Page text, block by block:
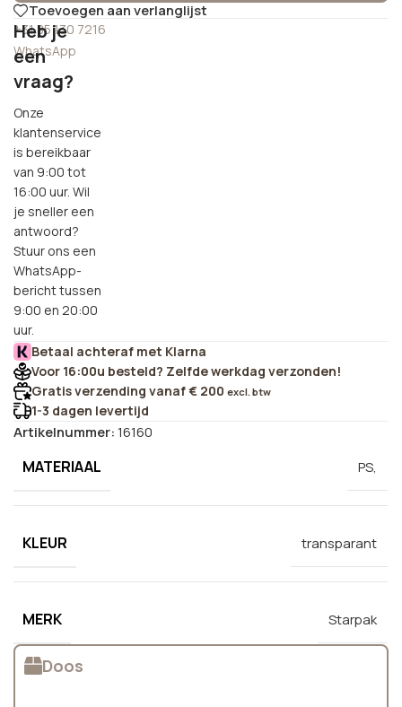
Toevoegen aan verlanglijst
+31 85 130 7216
WhatsApp
Heb je
een
vraag?
Onze
klantenservice
is bereikbaar
van 9:00 tot
16:00 uur. Wil
je sneller een
antwoord?
Stuur ons een
WhatsApp-
bericht tussen
9:00 en 20:00
uur.
Betaal achteraf met Klarna
Voor 16:00u besteld? Zelfde werkdag verzonden!
Gratis verzending vanaf € 200 excl. btw
1-3 dagen levertijd
Artikelnummer:16160
MATERIAAL PS,
KLEUR transparant
MERK Starpak
Doos